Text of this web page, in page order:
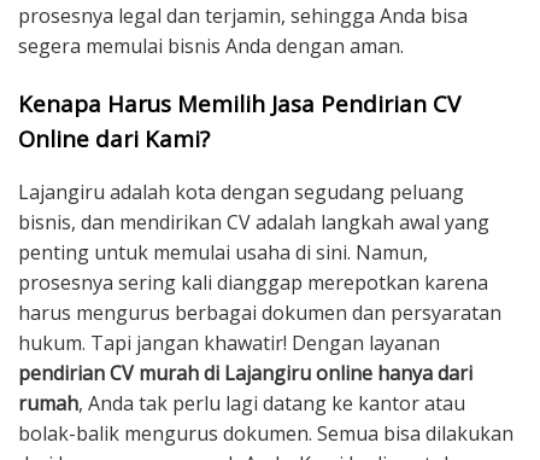
prosesnya legal dan terjamin, sehingga Anda bisa
segera memulai bisnis Anda dengan aman.
Kenapa Harus Memilih Jasa Pendirian CV
Online dari Kami?
Lajangiru adalah kota dengan segudang peluang
bisnis, dan mendirikan CV adalah langkah awal yang
penting untuk memulai usaha di sini. Namun,
prosesnya sering kali dianggap merepotkan karena
harus mengurus berbagai dokumen dan persyaratan
hukum. Tapi jangan khawatir! Dengan layanan
pendirian CV murah di Lajangiru online hanya dari
rumah, Anda tak perlu lagi datang ke kantor atau
bolak-balik mengurus dokumen. Semua bisa dilakukan